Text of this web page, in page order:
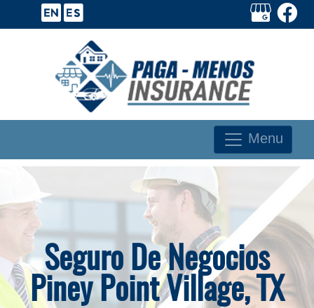
Menu
Seguro De Negocios
Piney Point Village, TX